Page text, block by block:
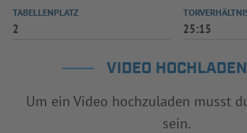
TABELLENPLATZ
2 25:15
VIDEO HOCHLADEN
Um ein Video hochzuladen musst
sein.